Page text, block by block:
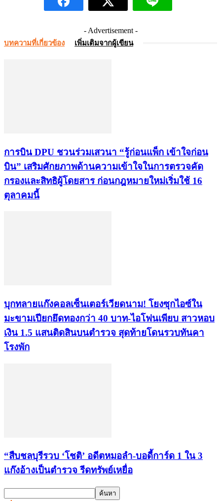
- Advertisement -
บทความที่เกี่ยวข้อง เพิ่มเติมจากผู้เขียน
การบิน DPU ชวนร่วมเสวนา “รู้ก่อนแพ็ก เข้าใจก่อน
บิน” เสริมศักยภาพด้านความเข้าใจในการตรวจคัด
กรองและสิทธิผู้โดยสาร ก่อนกฎหมายใหม่เริ่มใช้ 16
ตุลาคมนี้
บุกทลายแก๊งคอลเซ็นเตอร์เวียดนาม! โยงซุกไอซ์ใน
มะขามเปียกยึดทองกว่า 40 บาท-ไอโฟนเพียบ สาวหอบ
เงิน 1.5 แสนติดสินบนตำรวจ สุดท้ายโดนรวบทันคา
โรงพัก
“สืบชลบุรีรวบ ‘โชติ’ อดีตหมอลำ-บอดี้การ์ด 1 ใน 3
แก๊งอ้างเป็นตำรวจ รีดทรัพย์เหยื่อ